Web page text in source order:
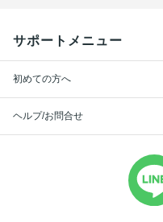
サポートメニュー
初めての方へ
ヘルプ/お問合せ